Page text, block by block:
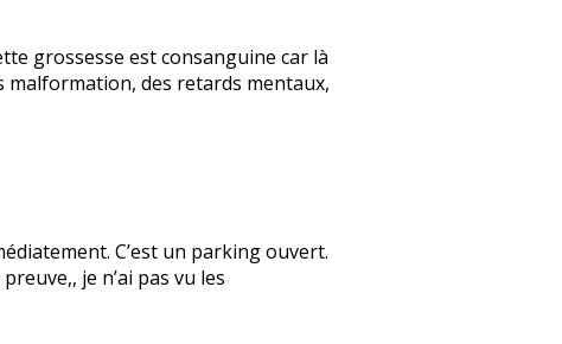
grossesse est consanguine car là
malformation, des retards mentaux,
C’est un parking ouvert.
je n’ai pas vu les